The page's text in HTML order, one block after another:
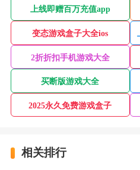
上线即赠百万充值app
变态游戏盒子大全ios
2折折扣手机游戏大全
买断版游戏大全
2025永久免费游戏盒子
相关排行